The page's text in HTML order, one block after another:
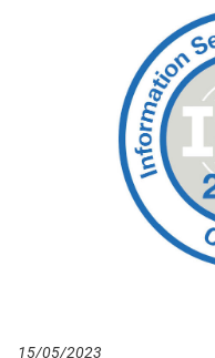
15/05/2023